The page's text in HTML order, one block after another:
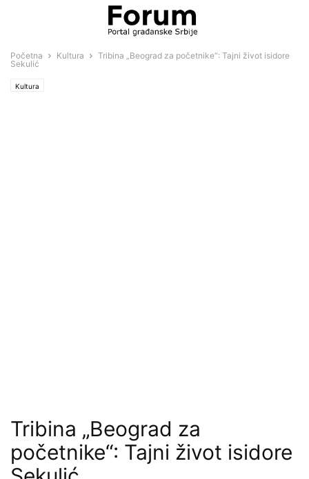
Početna Kultura
Tribina „Beograd za početnike“: Tajni život isidore
Sekulić
Kultura
Tribina „Beograd za
početnike“: Tajni život isidore